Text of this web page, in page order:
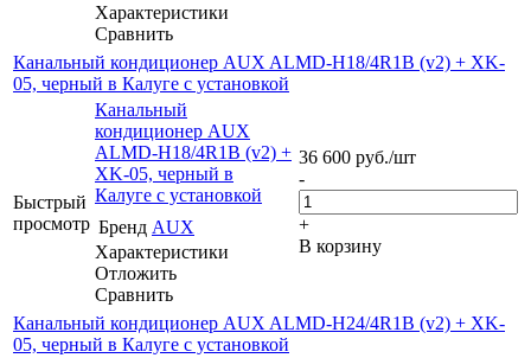
Характеристики
Сравнить
Канальный кондиционер AUX ALMD-H18/4R1B (v2) + XK-
05, черный в Калуге с установкой
Быстрый
просмотр
Канальный
кондиционер AUX
ALMD-H18/4R1B (v2) +
XK-05, черный в
Калуге с установкой
Бренд AUX
Характеристики
Отложить
Сравнить
36 600 руб./шт
-
+
В корзину
Канальный кондиционер AUX ALMD-H24/4R1B (v2) + XK-
05, черный в Калуге с установкой